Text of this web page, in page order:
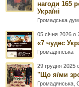
нагоди 165
Україні
Громадська
05 січня 2026 о
«7 чудес
Громадянська
29 грудня 2025
"Що я/ми
Громадянська ,